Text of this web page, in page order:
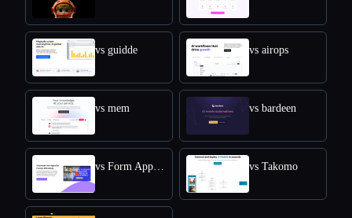
vs guidde vs airops
vs mem vs bardeen
vs Form Approval vs Takomo